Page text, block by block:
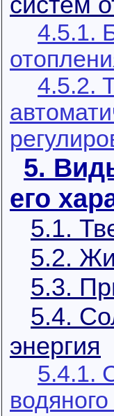
4.5.1.
4.5.2.
5.
его
5.1.
5.2.
5.3.
5.4.
энергия
5.4.1.